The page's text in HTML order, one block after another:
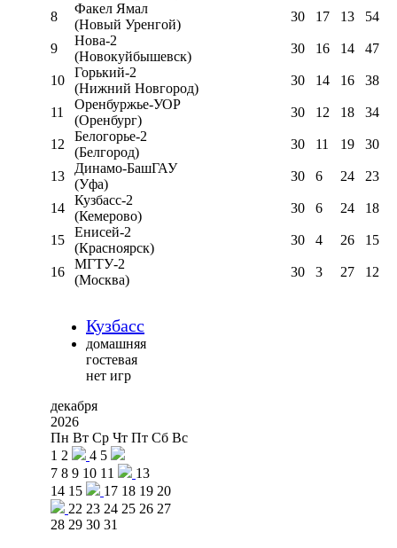
8
Факел Ямал
(Новый Уренгой)
30 17 13 54
9
Нова-2
(Новокуйбышевск)
30 16 14 47
10
Горький-2
(Нижний Новгород)
30 14 16 38
11
Оренбуржье-УОР
(Оренбург)
30 12 18 34
12
Белогорье-2
(Белгород)
30 11 19 30
13
Динамо-БашГАУ
(Уфа)
30 6 24 23
14
Кузбасс-2
(Кемерово)
30 6 24 18
15
Енисей-2
(Красноярск)
30 4 26 15
16
МГТУ-2
(Москва)
30 3 27 12
Кузбасс
домашняя
гостевая
нет игр
декабря
2026
Пн Вт Ср Чт Пт Сб Вс
1 2 4 5
7 8 9 10 11
13
14 15 17 18 19 20
22 23 24 25 26 27
28 29 30 31